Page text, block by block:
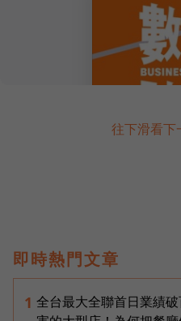
往下滑看下
即時熱門文章
1 全台最大全聯首日業績